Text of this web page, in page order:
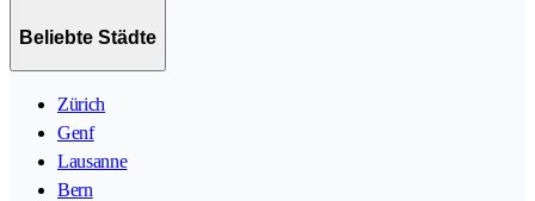
Beliebte Städte
Zürich
Genf
Lausanne
Bern